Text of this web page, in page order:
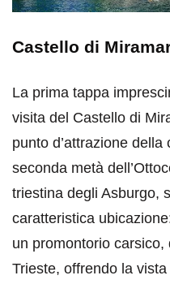
Castello di
La prima tappa
visita del Castello di
punto d’attrazione
seconda metà
triestina degli Asburgo,
caratteristica
un promontorio
Trieste, offrendo la